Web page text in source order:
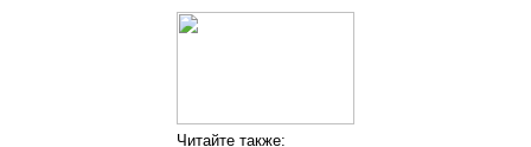
Читайте также: